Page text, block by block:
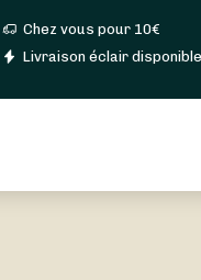
Chez vous pour 10€
Livraison éclair